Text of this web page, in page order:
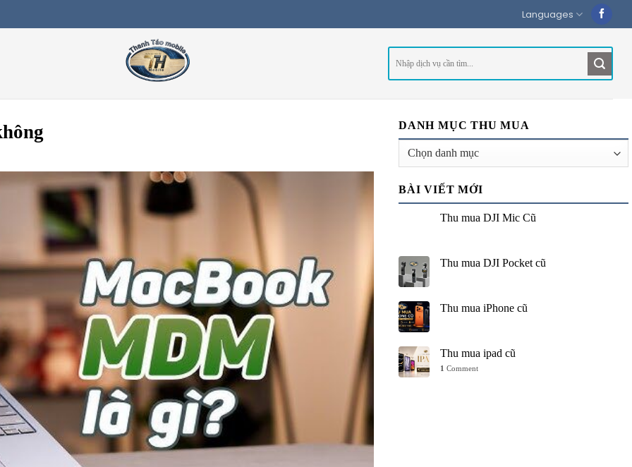
Languages
DANH MỤC THU MUA
Danh
mua
BÀI VIẾT MỚI
Thu mua DJI Mic Cũ
Thu mua DJI Pocket cũ
Thu mua iPhone cũ
Thu mua ipad cũ
1 Comment